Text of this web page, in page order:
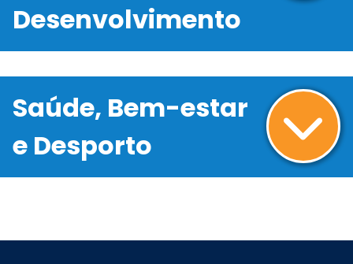
Desenvolvimento
Saúde, Bem-estar
e Desporto